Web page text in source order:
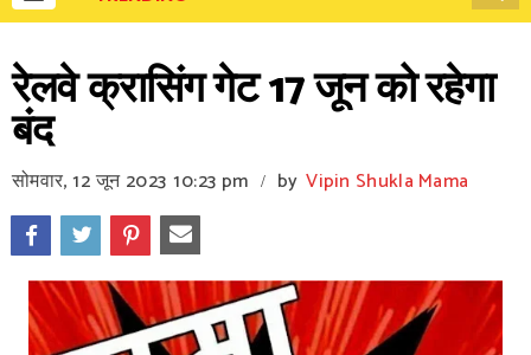
रेलवे क्रासिंग गेट 17 जून को रहेगा
बंद
सोमवार, 12 जून 2023 10:23 pm / by Vipin Shukla Mama